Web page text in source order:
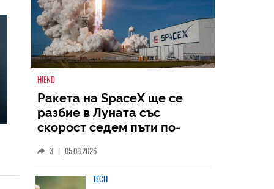
HIEND
Ракета на SpaceX ще се
разбие в Луната със
голяма от скоростта на
05.08.2026